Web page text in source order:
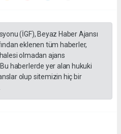
(İGF), Beyaz Haber Ajansı
eklenen tüm haberler,
olmadan ajans
haberlerde yer alan hukuki
olup sitemizin hiç bir